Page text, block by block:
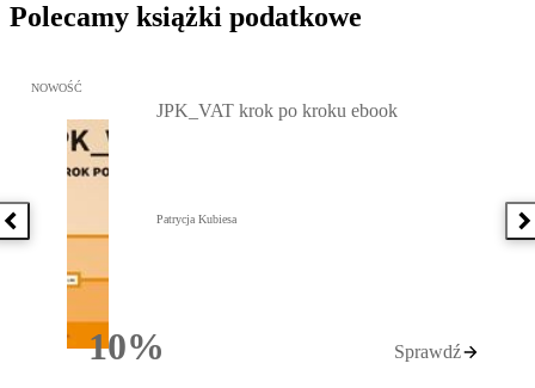
Polecamy książki podatkowe
Poprzednia książka
Przejdź do: JPK_VAT krok po kroku ebook, Patrycja Kubiesa -
NOWOŚĆ
10%Rabatu
JPK_VAT krok po kroku ebook
Patrycja Kubiesa
Sprawdź